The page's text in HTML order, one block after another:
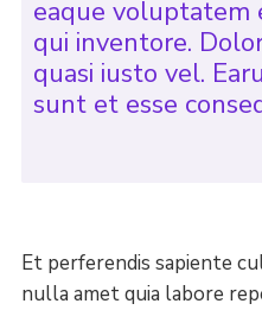
eaque voluptatem
qui inventore.
quasi iusto vel.
sunt et esse
Et perferendis sapiente
nulla amet quia labore